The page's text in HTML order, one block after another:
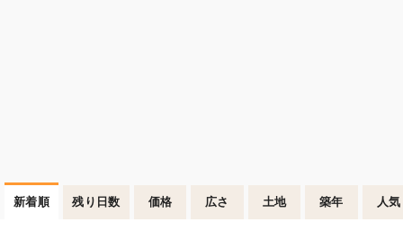
新着順 残り日数 価格 広さ 土地 築年 人気